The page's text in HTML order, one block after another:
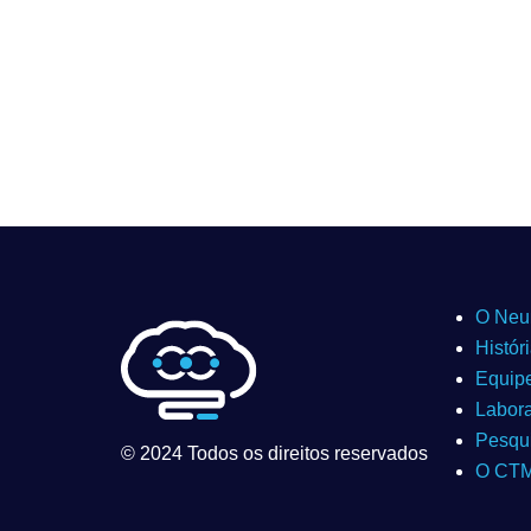
© 2024 Todos os direitos reservados
O
O